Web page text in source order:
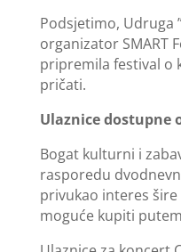
Podsjetimo, Udruga
organizator SMART
pripremila festival o
pričati.
Ulaznice dostupne
Bogat kulturni i
rasporedu
privukao interes šire
moguće kupiti